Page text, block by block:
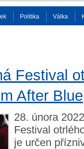
Politika Válka
Festival
After Blue
28. února
Festival
je určen